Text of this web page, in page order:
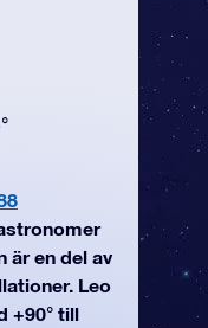
är en del av
Leo
+90° till